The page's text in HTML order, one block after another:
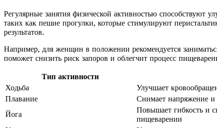
Регулярные занятия физической активностью
таких как пешие прогулки, которые стимулируют
результатов.
Например, для женщин в положении рекомендуется
поможет снизить риск запоров и облегчит процесс
Тип активности
Ходьба
Улучшает
Плавание
Снимает напряжение
Йога
Повышает гибкость и
пищеварении